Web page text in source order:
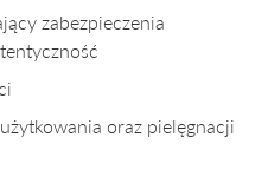
zabezpieczenia
oraz pielęgnacji